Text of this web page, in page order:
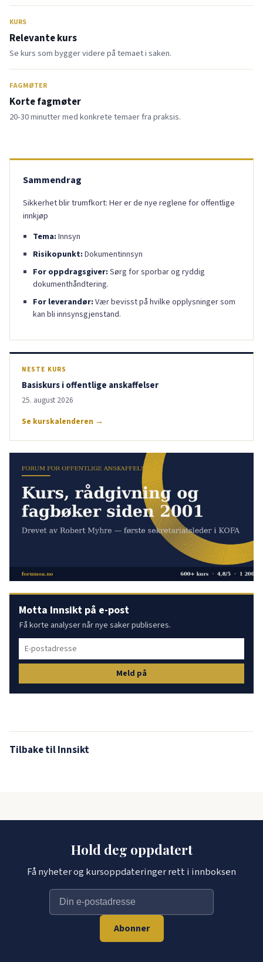
KURS
Relevante kurs
Se kurs som bygger videre på temaet i saken.
FAGMØTER
Korte fagmøter
20-30 minutter med konkrete temaer fra praksis.
Sammendrag
Sikkerhet blir trumfkort: Her er de nye reglene for offentlige
innkjøp
Tema: Innsyn
Risikopunkt: Dokumentinnsyn
For oppdragsgiver: Sørg for sporbar og ryddig
dokumenthåndtering.
For leverandør: Vær bevisst på hvilke opplysninger som
kan bli innsynsgjenstand.
NESTE KURS
Basiskurs i offentlige anskaffelser
25. august 2026
Se kurskalenderen →
Motta Innsikt på e-post
Få korte analyser når nye saker publiseres.
Meld på
Tilbake til Innsikt
Hold deg oppdatert
Få nyheter og kursoppdateringer rett i innboksen
Abonner